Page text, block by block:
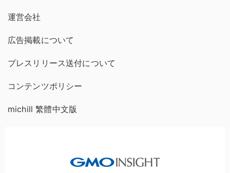
運営会社
広告掲載について
プレスリリース送付について
コンテンツポリシー
michill 繁體中文版